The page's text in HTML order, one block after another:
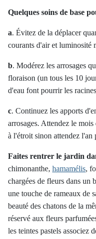
Quelques soins de base
a. Évitez de la déplacer
courants d'air et luminosité
b. Modérez les arrosages
floraison (un tous les 10
d'eau font pourrir les
c. Continuez les apports
arrosages. Attendez le
à l'étroit sinon attendez l'an
Faites rentrer le jardin
chimonanthe, hamamélis,
chargées de fleurs dans un
une touche de rameaux de
beauté des chatons de la
réservé aux fleurs
les teintes pastels associez